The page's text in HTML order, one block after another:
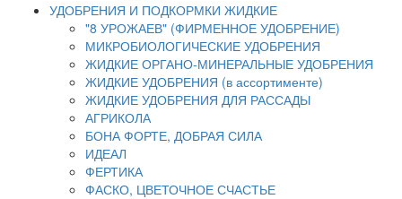
УДОБРЕНИЯ И ПОДКОРМКИ ЖИДКИЕ
"8 УРОЖАЕВ" (ФИРМЕННОЕ УДОБРЕНИЕ)
МИКРОБИОЛОГИЧЕСКИЕ УДОБРЕНИЯ
ЖИДКИЕ ОРГАНО-МИНЕРАЛЬНЫЕ УДОБРЕНИЯ
ЖИДКИЕ УДОБРЕНИЯ (в ассортименте)
ЖИДКИЕ УДОБРЕНИЯ ДЛЯ РАССАДЫ
АГРИКОЛА
БОНА ФОРТЕ, ДОБРАЯ СИЛА
ИДЕАЛ
ФЕРТИКА
ФАСКО, ЦВЕТОЧНОЕ СЧАСТЬЕ